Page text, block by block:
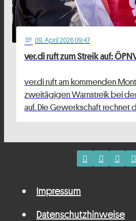
notes 09. April 2026 09:47
ver.di ruft zum Streik auf:
ver.di ruft am kommenden
zweitägigen Warnstreik bei
auf. Die Gewerkschaft rechnet
Impressum
Datenschutzhinweise